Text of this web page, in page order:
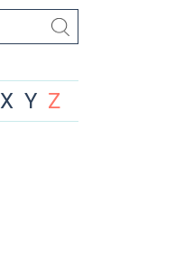
X Y Z